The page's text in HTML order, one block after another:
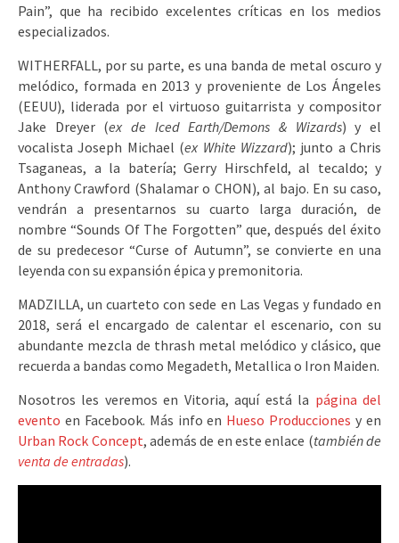
Pain”, que ha recibido excelentes críticas en los medios
especializados.
WITHERFALL, por su parte, es una banda de metal oscuro y
melódico, formada en 2013 y proveniente de Los Ángeles
(EEUU), liderada por el virtuoso guitarrista y compositor
Jake Dreyer (ex de Iced Earth/Demons & Wizards) y el
vocalista Joseph Michael (ex White Wizzard); junto a Chris
Tsaganeas, a la batería; Gerry Hirschfeld, al tecaldo; y
Anthony Crawford (Shalamar o CHON), al bajo. En su caso,
vendrán a presentarnos su cuarto larga duración, de
nombre “Sounds Of The Forgotten” que, después del éxito
de su predecesor “Curse of Autumn”, se convierte en una
leyenda con su expansión épica y premonitoria.
MADZILLA, un cuarteto con sede en Las Vegas y fundado en
2018, será el encargado de calentar el escenario, con su
abundante mezcla de thrash metal melódico y clásico, que
recuerda a bandas como Megadeth, Metallica o Iron Maiden.
Nosotros les veremos en Vitoria, aquí está la página del
evento en Facebook. Más info en Hueso Producciones y en
Urban Rock Concept, además de en este enlace (también de
venta de entradas).